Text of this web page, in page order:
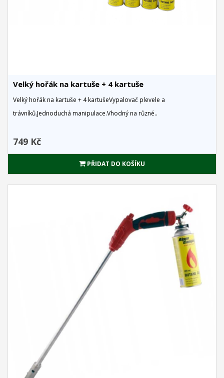
Velký hořák na kartuše + 4 kartuše
Velký hořák na kartuše + 4 kartušeVypalovač plevele a
trávníků.Jednoduchá manipulace.Vhodný na různé..
749 Kč
PŘIDAT DO KOŠÍKU